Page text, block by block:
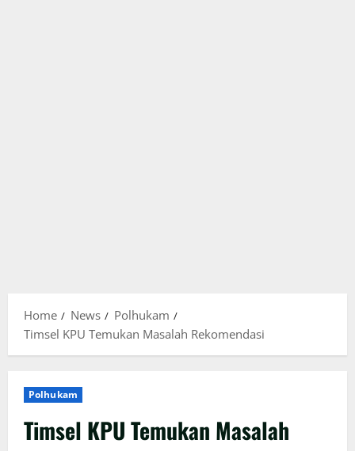
Home News
Polhukam
Timsel KPU Temukan Masalah Rekomendasi
Polhukam
Timsel KPU Temukan Masalah